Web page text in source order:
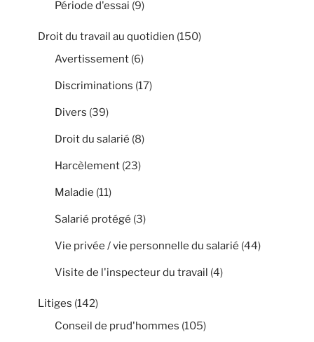
Période d'essai (9)
Droit du travail au quotidien (150)
Avertissement (6)
Discriminations (17)
Divers (39)
Droit du salarié (8)
Harcèlement (23)
Maladie (11)
Salarié protégé (3)
Vie privée / vie personnelle du salarié (44)
Visite de l'inspecteur du travail (4)
Litiges (142)
Conseil de prud'hommes (105)